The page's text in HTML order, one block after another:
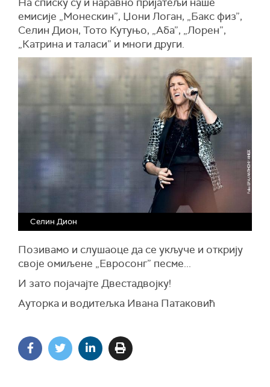
емисије „Монескин”, Џони Логан, „Бакс физ”,
Селин Дион, Тото Кутуњо, „Аба”, „Лорен”,
„Катрина и таласи” и многи други.
Селин Дион
Позивамо и слушаоце да се укључе и открију
своје омиљене „Евросонг” песме...
И зато појачајте Двестадвојку!
Aуторка и водитељка Ивана Патаковић